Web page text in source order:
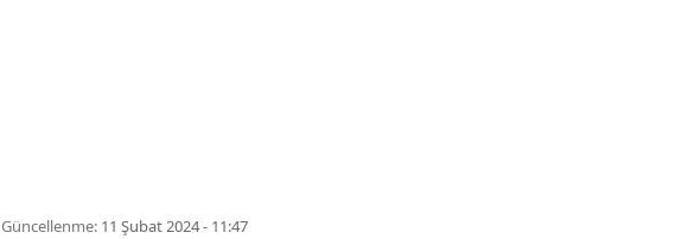
Güncellenme: 11 Şubat 2024 - 11:47